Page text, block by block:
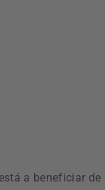
a beneficiar de